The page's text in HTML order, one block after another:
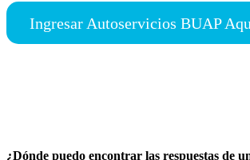
Ingresar Autoservicios BUAP
¿Dónde puedo encontrar las respuestas de